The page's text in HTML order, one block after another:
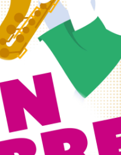
3ème
trentaine
concerts, Juliette
M.I.A.